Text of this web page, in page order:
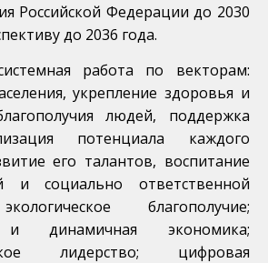
Российской Федерации до 2030
до 2036 года.
работа по векторам:
укрепление здоровья и
людей, поддержка
потенциала каждого
его талантов, воспитание
и социально ответственной
благополучие;
и динамичная экономика;
лидерство; цифровая